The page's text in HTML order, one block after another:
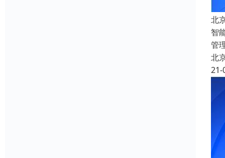
北
智
管
北
21-